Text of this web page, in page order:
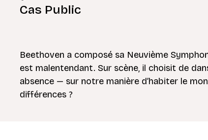
Cas Public
Beethoven a composé sa Neuvième
est malentendant. Sur scène, il choisit de
absence — sur notre manière d’habiter le
différences ?